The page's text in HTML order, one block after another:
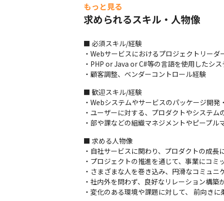
＜機能拡張＞
・ 宿泊予約×舞台鑑賞チケットのセット予約
・ 宿泊予約と送迎バス連携機能
・ クーポン機能・予約検索機能の操作性改善
・ 宿泊施設毎にポイントシステムとの連携
・ 宿泊と他業態との連携の仕組み構築
■働く環境
残業時間は20時間程度と、ワークライフマネ
■その他
雇入れ直後：上記所属にて当社指定及び付随
変更の範囲：会社の定める業務
もっと見る
求められるスキル・人物像
■ 必須スキル/経験
・Webサービスにおけるプロジェクトリーダ
・PHP or Java or C#等の言語を使用したシ
・顧客調整、ベンダーコントロール経験
■ 歓迎スキル/経験
・Webシステムやサービスのパッケージ開
・ユーザーに対する、プロダクトやシステ
・部や課などの組織マネジメントやピープル
■ 求める人物像
・自社サービスに関わり、プロダクトの成長
・プロジェクトの推進を通じて、事業にコ
・さまざまな人を巻き込み、円滑なコミュニ
・社内外を問わず、良好なリレーション構築
・変化のある環境や課題に対して、 前向き